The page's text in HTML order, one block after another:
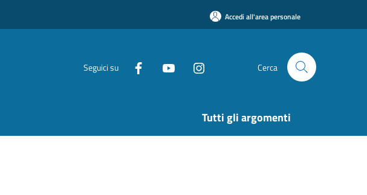
Accedi all'area personale
Seguici su Cerca
Tutti gli argomenti